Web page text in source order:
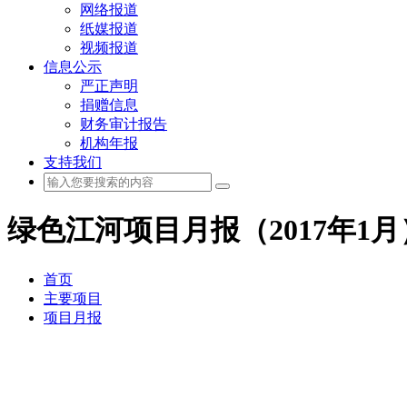
网络报道
纸媒报道
视频报道
信息公示
严正声明
捐赠信息
财务审计报告
机构年报
支持我们
绿色江河项目月报（2017年1月
首页
主要项目
项目月报